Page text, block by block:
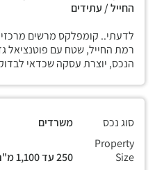
החייל / עתידים
לדעתי.. קומפלקס מרשים מרכזי
רמת החייל, שטח עם פוטנציאל
הנכס, יוצרת עסקה שכדאי
סוג נכס
משרדים
Property
Size